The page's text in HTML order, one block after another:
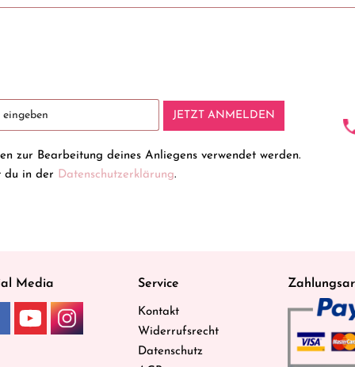
JETZT ANMELDEN
zur Bearbeitung deines Anliegens verwendet werden.
du in der Datenschutzerklärung.
Media Service
Kontakt
Widerrufsrecht
Datenschutz